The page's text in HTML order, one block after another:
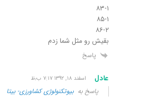
۸۳-۱
۸۵-۱
۸۶-۲
بقیش رو مثل شما زدم
پاسخ
عادل اسفند ۱۸, ۱۳۹۲ ۷:۱۷ ب٫ظ
پاسخ بهبیوتکنولوژی کشاورزی- بیتا